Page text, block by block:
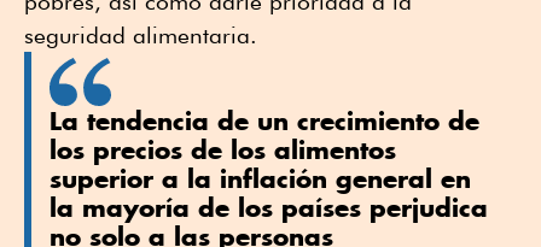
seguridad alimentaria.
La tendencia de un crecimiento de
los precios de los alimentos
superior a la inflación general en
la mayoría de los países perjudica
no solo a las personas